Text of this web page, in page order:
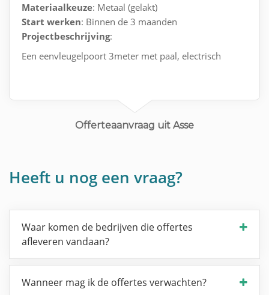
Materiaalkeuze: Metaal (gelakt)
Start werken: Binnen de 3 maanden
Projectbeschrijving:
Een eenvleugelpoort 3meter met paal, electrisch
Offerteaanvraag uit Asse
Heeft u nog een vraag?
Waar komen de bedrijven die offertes
afleveren vandaan?
Wanneer mag ik de offertes verwachten?